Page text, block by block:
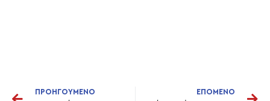
ΠΡΟΗΓΟΥΜΕΝΟ ΕΠΟΜΕΝΟ